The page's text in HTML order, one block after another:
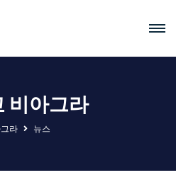
비아그라
라 뉴스